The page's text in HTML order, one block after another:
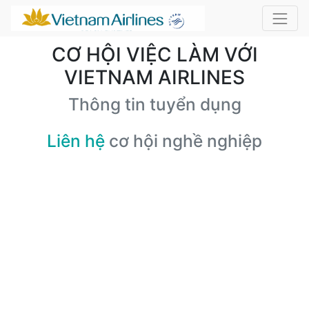
CƠ HỘI VIỆC LÀM VỚI
VIETNAM AIRLINES
Thông tin tuyển dụng
Liên hệ cơ hội nghề nghiệp